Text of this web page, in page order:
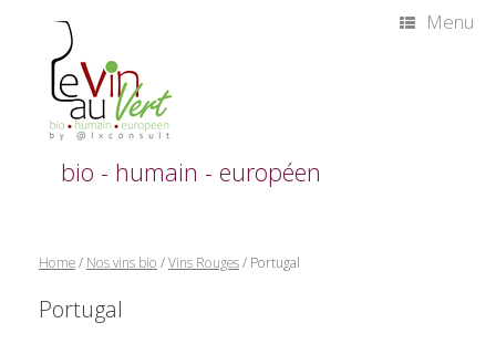
bio - humain - européen
Menu
Home/ Nos vins bio /Vins Rouges/ Portugal
Portugal